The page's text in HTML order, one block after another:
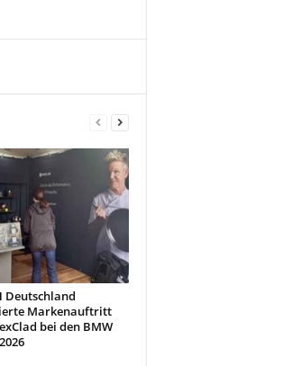
Deutschland
Markenauftritt
bei den BMW